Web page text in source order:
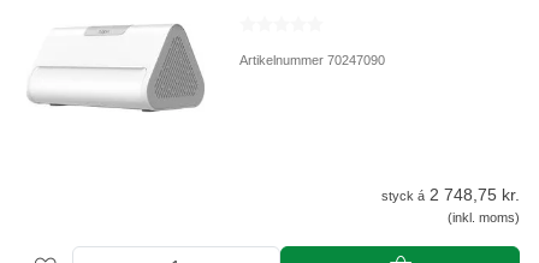
Artikelnummer 70247090
styck á 2 748,75 kr.
(inkl. moms)